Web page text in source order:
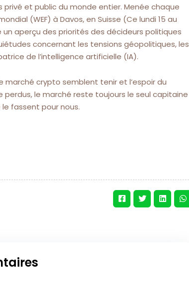
et public du monde entier. Menée chaque
(WEF) à Davos, en Suisse (Ce lundi 15 au
un aperçu des priorités des décideurs politiques
concernant les tensions géopolitiques, les
de l’intelligence artificielle (IA).
marché crypto semblent tenir et l’espoir du
le marché reste toujours le seul capitaine
fassent pour nous.